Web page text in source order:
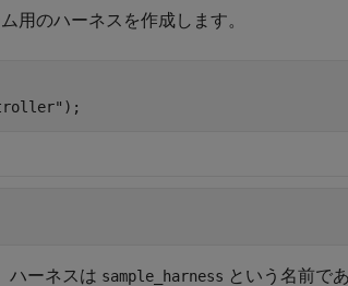
用のハーネスを作成します。
);
ハーネスは sample_harness という名前で